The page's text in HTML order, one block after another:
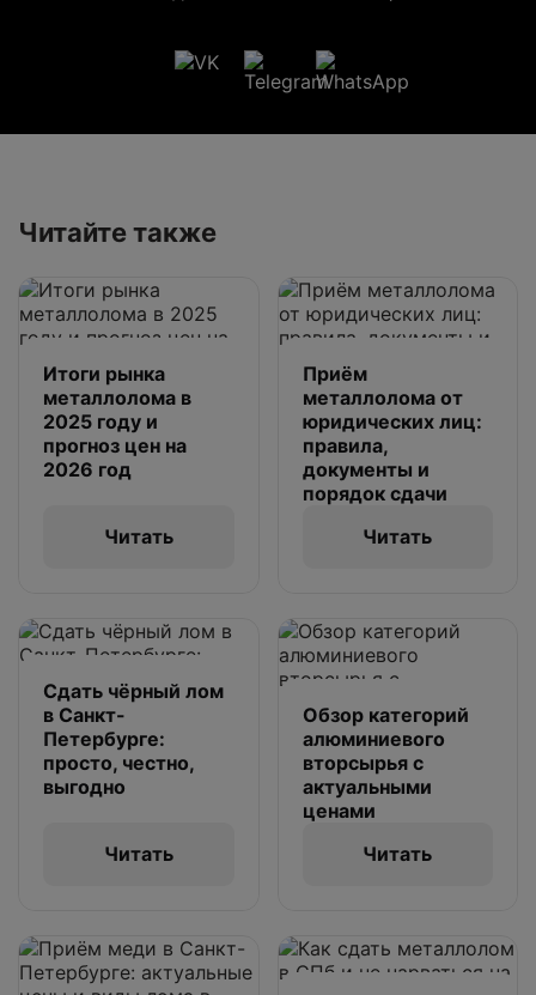
Читайте также
Итоги рынка
металлолома в
2025 году и
прогноз цен на
2026 год
Читать
Приём
металлолома от
юридических лиц:
правила,
документы и
порядок сдачи
Читать
Сдать чёрный лом
в Санкт-
Петербурге:
просто, честно,
выгодно
Читать
Обзор категорий
алюминиевого
вторсырья с
актуальными
ценами
Читать